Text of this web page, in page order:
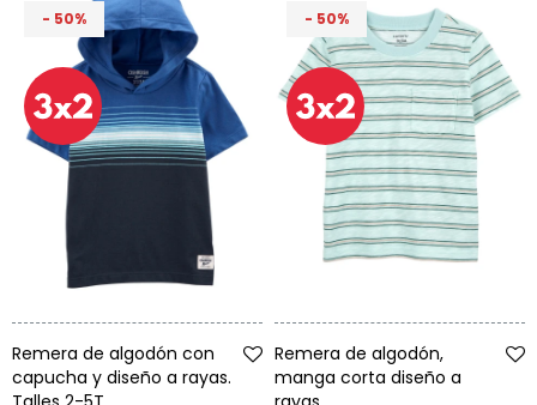
50
Remera de algodón con
capucha y diseño a rayas.
50
Remera de algodón,
manga corta diseño a